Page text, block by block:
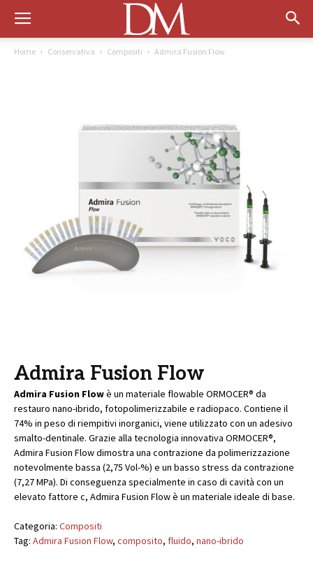
Home Conservativa Compositi Admira Fusion Flow
Admira Fusion Flow
Admira Fusion Flowè un materiale flowable ORMOCER® da
restauro nano-ibrido, fotopolimerizzabile e radiopaco. Contiene il
74% in peso di riempitivi inorganici, viene utilizzato con un adesivo
smalto-dentinale. Grazie alla tecnologia innovativa ORMOCER®,
Admira Fusion Flow dimostra una contrazione da polimerizzazione
notevolmente bassa (2,75 Vol-%) e un basso stress da contrazione
(7,27 MPa). Di conseguenza specialmente in caso di cavità con un
elevato fattore c, Admira Fusion Flow è un materiale ideale di base.
Categoria: Compositi
Tag: Admira Fusion Flow, composito, fluido, nano-ibrido